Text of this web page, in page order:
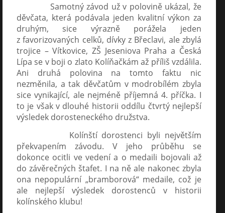
Samotný závod už v polovině ukázal, že
děvčata, která podávala jeden kvalitní výkon za
druhým, sice výrazně porážela jeden
z favorizovaných celků, dívky z Břeclavi, ale zbylá
trojice – Vítkovice, ZŠ Jeseniova Praha a Česká
Lípa se v boji o zlato Kolíňačkám až příliš vzdálila.
Ani druhá polovina na tomto faktu nic
nezměnila, a tak děvčatům v modrobílém zbyla
sice vynikající, ale nejméně příjemná 4. příčka. I
to je však v dlouhé historii oddílu čtvrtý nejlepší
výsledek dorosteneckého družstva.
Kolínští dorostenci byli největším
překvapením závodu. V jeho průběhu se
dokonce ocitli ve vedení a o medaili bojovali až
do závěrečných štafet. I na ně ale nakonec zbyla
ona nepopulární „bramborová“ medaile, což je
ale nejlepší výsledek dorostenců v historii
kolínského klubu!